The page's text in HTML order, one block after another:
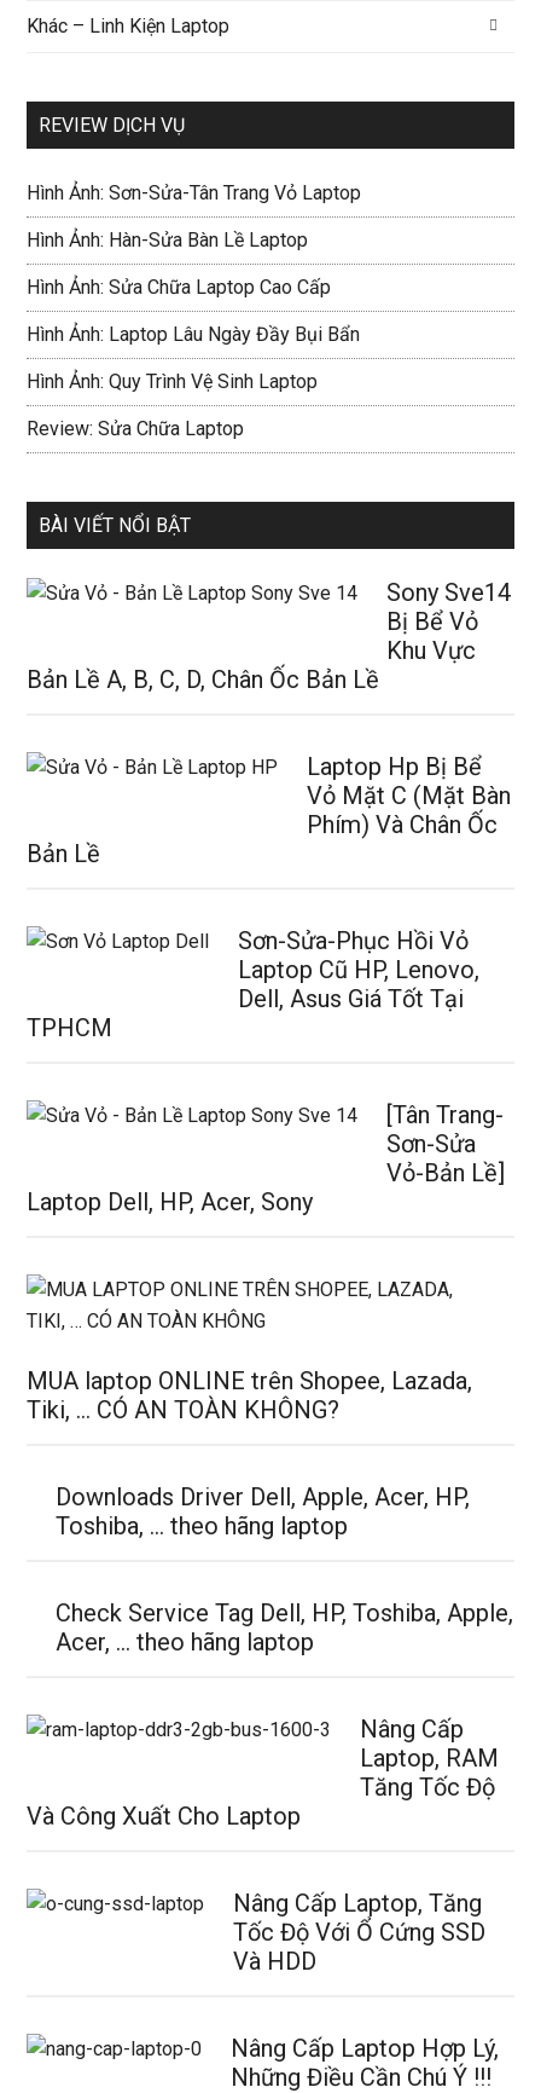
Khác – Linh Kiện Laptop
REVIEW DỊCH VỤ
Hình Ảnh: Sơn-Sửa-Tân Trang Vỏ Laptop
Hình Ảnh: Hàn-Sửa Bàn Lề Laptop
Hình Ảnh: Sửa Chữa Laptop Cao Cấp
Hình Ảnh: Laptop Lâu Ngày Đầy Bụi Bẩn
Hình Ảnh: Quy Trình Vệ Sinh Laptop
Review: Sửa Chữa Laptop
BÀI VIẾT NỔI BẬT
Sony Sve14
Bị Bể Vỏ
Khu Vực
Bản Lề A, B, C, D, Chân Ốc Bản Lề
Laptop Hp Bị Bể
Vỏ Mặt C (Mặt Bàn
Phím) Và Chân Ốc
Bản Lề
Sơn-Sửa-Phục Hồi Vỏ
Laptop Cũ HP, Lenovo,
Dell, Asus Giá Tốt Tại
TPHCM
[Tân Trang-
Sơn-Sửa
Vỏ-Bản Lề]
Laptop Dell, HP, Acer, Sony
MUA laptop ONLINE trên Shopee, Lazada,
Tiki, … CÓ AN TOÀN KHÔNG?
Downloads Driver Dell, Apple, Acer, HP,
Toshiba, … theo hãng laptop
Check Service Tag Dell, HP, Toshiba, Apple,
Acer, … theo hãng laptop
Nâng Cấp
Laptop, RAM
Tăng Tốc Độ
Và Công Xuất Cho Laptop
Nâng Cấp Laptop, Tăng
Tốc Độ Với Ổ Cứng SSD
Và HDD
Nâng Cấp Laptop Hợp Lý,
Những Điều Cần Chú Ý !!!